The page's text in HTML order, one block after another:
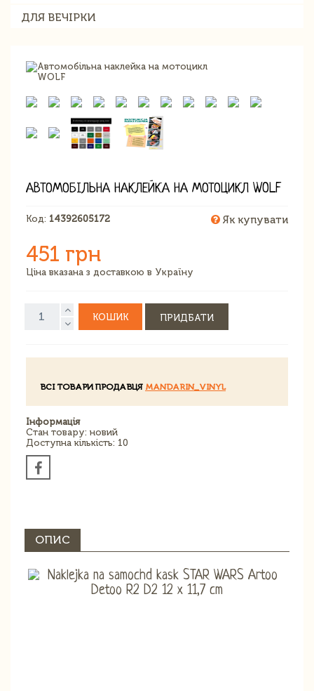
ДЛЯ ВЕЧІРКИ
АВТОМОБІЛЬНА НАКЛЕЙКА НА МОТОЦИКЛ WOLF
Код: 14392605172 Як купувати
451 грн
Ціна вказана з доставкою в Україну
КОШИК ПРИДБАТИ
ВСІ ТОВАРИ ПРОДАВЦЯ MANDARIN_VINYL
Інформація
Стан товару: новий
Доступна кількість: 10
ОПИС